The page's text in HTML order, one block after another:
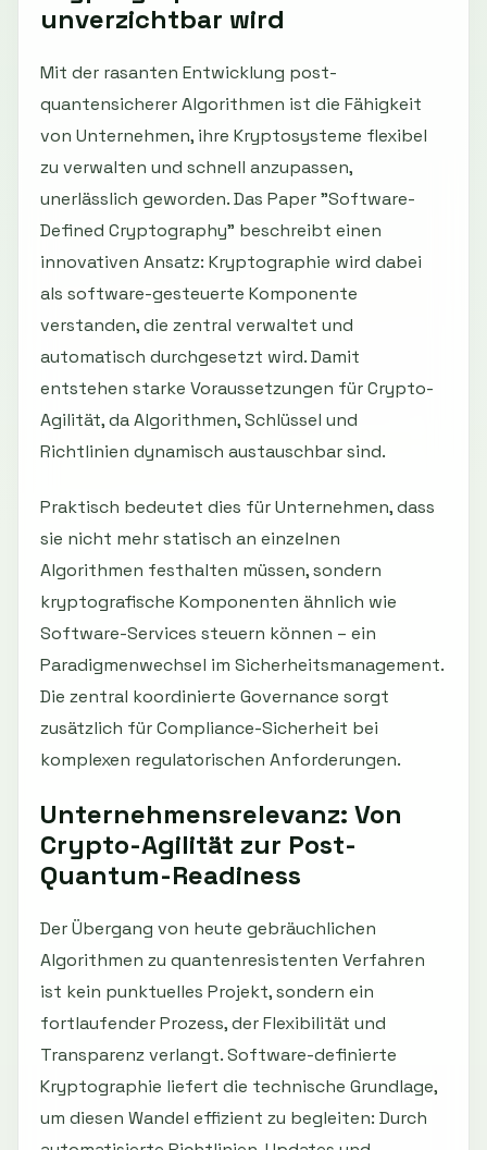
unverzichtbar wird
Mit der rasanten Entwicklung post-
quantensicherer Algorithmen ist die Fähigkeit
von Unternehmen, ihre Kryptosysteme flexibel
zu verwalten und schnell anzupassen,
unerlässlich geworden. Das Paper "Software-
Defined Cryptography" beschreibt einen
innovativen Ansatz: Kryptographie wird dabei
als software-gesteuerte Komponente
verstanden, die zentral verwaltet und
automatisch durchgesetzt wird. Damit
entstehen starke Voraussetzungen für Crypto-
Agilität, da Algorithmen, Schlüssel und
Richtlinien dynamisch austauschbar sind.
Praktisch bedeutet dies für Unternehmen, dass
sie nicht mehr statisch an einzelnen
Algorithmen festhalten müssen, sondern
kryptografische Komponenten ähnlich wie
Software-Services steuern können – ein
Paradigmenwechsel im Sicherheitsmanagement.
Die zentral koordinierte Governance sorgt
zusätzlich für Compliance-Sicherheit bei
komplexen regulatorischen Anforderungen.
Unternehmensrelevanz: Von
Crypto-Agilität zur Post-
Quantum-Readiness
Der Übergang von heute gebräuchlichen
Algorithmen zu quantenresistenten Verfahren
ist kein punktuelles Projekt, sondern ein
fortlaufender Prozess, der Flexibilität und
Transparenz verlangt. Software-definierte
Kryptographie liefert die technische Grundlage,
um diesen Wandel effizient zu begleiten: Durch